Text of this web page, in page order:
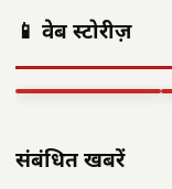
📱 वेब स्टोरीज़
भरतपुर HIV
राष्ट्रीय लक्ष्य प्राप्त
संबंधित खबरें